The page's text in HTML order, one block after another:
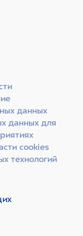
данных
данных для
cookies
технологий